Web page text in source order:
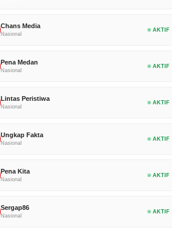
Chans Media
Nasional
AKTIF
Pena Medan
Nasional
AKTIF
Lintas Peristiwa
Nasional
AKTIF
Ungkap Fakta
Nasional
AKTIF
Pena Kita
Nasional
AKTIF
Sergap86
Nasional
AKTIF